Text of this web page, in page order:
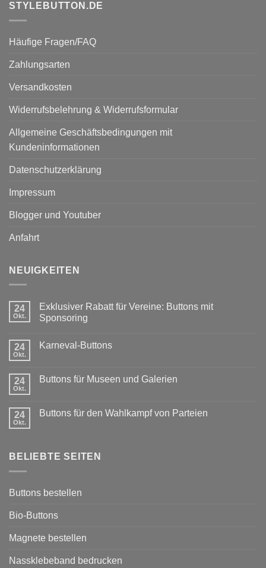
STYLEBUTTON.DE
Häufige Fragen/FAQ
Zahlungsarten
Versandkosten
Widerrufsbelehrung & Widerrufsformular
Allgemeine Geschäftsbedingungen mit
Kundeninformationen
Datenschutzerklärung
Impressum
Blogger und Youtuber
Anfahrt
NEUIGKEITEN
24
Okt.
Exklusiver Rabatt für Vereine: Buttons mit
Sponsoring
zu
Vereine:
Buttons
24
Okt.
Karneval-Buttons
Karneval-
24
Okt.
Buttons für Museen und Galerien
Buttons
24
Okt.
Buttons für den Wahlkampf von Parteien
für
BELIEBTE SEITEN
Buttons bestellen
Bio-Buttons
Magnete bestellen
Nassklebeband bedrucken